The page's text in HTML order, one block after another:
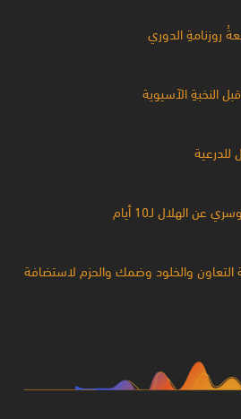
روزنامةِ الدوري
النخبةِ الآسيوية
للدرعية
الهلال لـ10 أيام
لأندية التعاون والخلود وضمك والحزم لاستضافة